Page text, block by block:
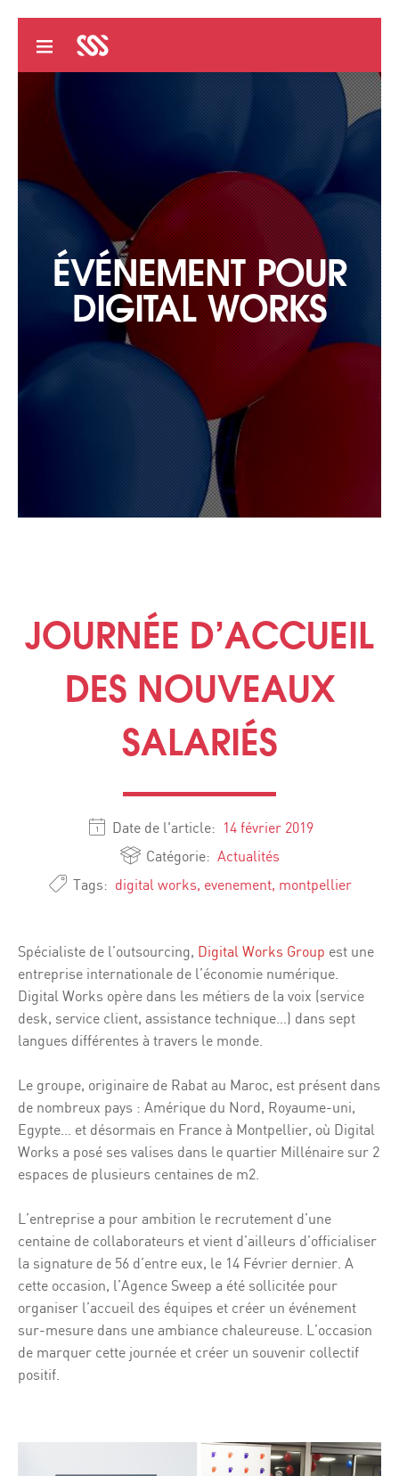
ÉVÉNEMENT POUR
DIGITAL WORKS
JOURNÉE D’ACCUEIL
DES NOUVEAUX
SALARIÉS
Date de l'article:
14 février 2019
Catégorie: Actualités
Tags: digital works, evenement, montpellier
Spécialiste de l’outsourcing, Digital Works Group est une
entreprise internationale de l’économie numérique.
Digital Works opère dans les métiers de la voix (service
desk, service client, assistance technique…) dans sept
langues différentes à travers le monde.
Le groupe, originaire de Rabat au Maroc, est présent dans
de nombreux pays : Amérique du Nord, Royaume-uni,
Egypte… et désormais en France à Montpellier, où Digital
Works a posé ses valises dans le quartier Millénaire sur 2
espaces de plusieurs centaines de m2.
L’entreprise a pour ambition le recrutement d’une
centaine de collaborateurs et vient d’ailleurs d’officialiser
la signature de 56 d’entre eux, le 14 Février dernier. A
cette occasion, l’Agence Sweep a été sollicitée pour
organiser l’accueil des équipes et créer un événement
sur-mesure dans une ambiance chaleureuse. L’occasion
de marquer cette journée et créer un souvenir collectif
positif.